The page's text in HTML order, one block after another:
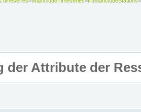
der Attribute der